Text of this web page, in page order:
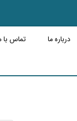
درباره ما تماس با